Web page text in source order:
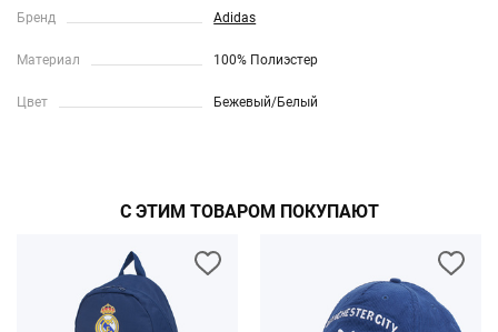
Бренд Adidas
Материал 100% Полиэстер
Цвет Бежевый/Белый
С ЭТИМ ТОВАРОМ ПОКУПАЮТ